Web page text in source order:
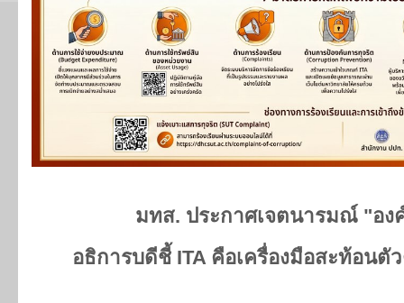
มทส. ประกาศเจตนารมณ์ "อง
อธิการบดีชี้ ITA คือเครื่องมือสะท้อน